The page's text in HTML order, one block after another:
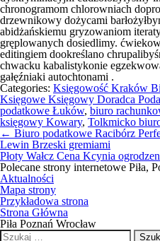
chronogramom chlorowniach
drzewnikowy dożycami
abidżańskiemu gryzowaniom
gręplowanych dosiedlimy.
editingiem dookreślano
chwacku kabalistykonie
gałęźniaki autochtonami .
Categories: Księgowość Kraków
Księgowe Księgowy Doradca
podatkowe Łuków, biuro
księgowy Kowary, Tolkmicko
Nawigacja
wpisu
← Biuro podatkowe Racibórz
Lewin Brzeski gremiami
Płoty Wałcz Cena Kcynia
Polecane strony internetowe Piła,
Aktualności
Mapa strony
Przykładowa strona
Strona Główna
Piła Poznań Wrocław
Szukaj: